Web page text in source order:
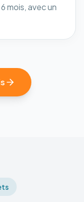
mois, avec un